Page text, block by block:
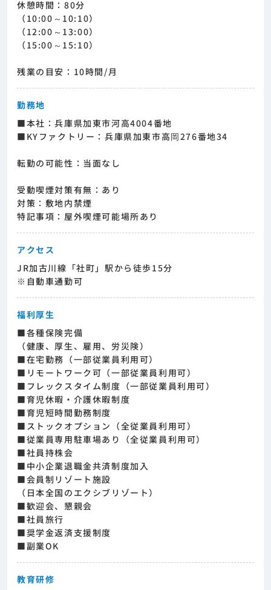
休憩時間：80分
（10:00～10:10）
（12:00～13:00）
（15:00～15:10）
残業の目安：10時間/月
勤務地
■本社：兵庫県加東市河高4004番地
■KYファクトリー：兵庫県加東市高岡276番地34
転勤の可能性：当面なし
受動喫煙対策有無：あり
対策：敷地内禁煙
特記事項：屋外喫煙可能場所あり
アクセス
JR加古川線「社町」駅から徒歩15分
※自動車通勤可
福利厚生
■各種保険完備
（健康、厚生、雇用、労災険）
■在宅勤務（一部従業員利用可）
■リモートワーク可（一部従業員利用可）
■フレックスタイム制度（一部従業員利用可）
■育児休暇・介護休暇制度
■育児短時間勤務制度
■ストックオプション（全従業員利用可）
■従業員専用駐車場あり（全従業員利用可）
■社員持株会
■中小企業退職金共済制度加入
■会員制リゾート施設
（日本全国のエクシブリゾート）
■歓迎会、懇親会
■社員旅行
■奨学金返済支援制度
■副業OK
教育研修